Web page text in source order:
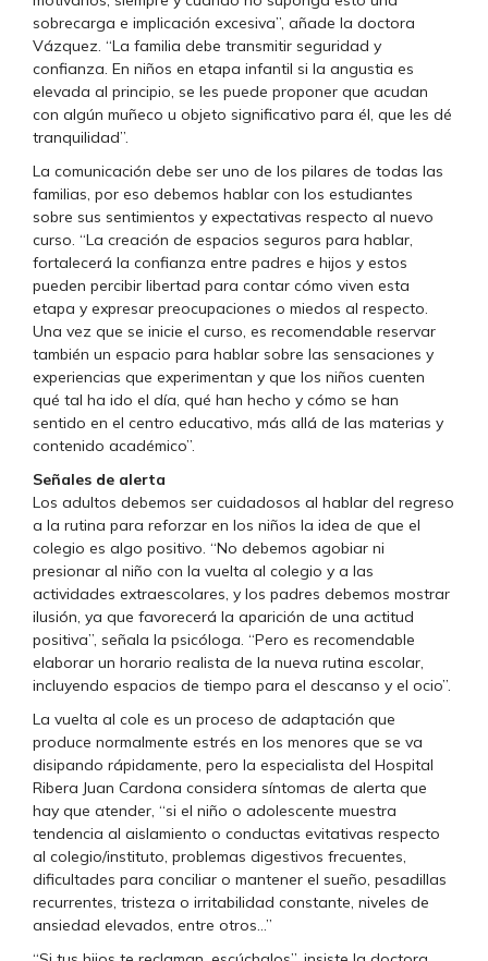
sobrecarga e implicación excesiva”, añade la doctora
Vázquez. “La familia debe transmitir seguridad y
confianza. En niños en etapa infantil si la angustia es
elevada al principio, se les puede proponer que acudan
con algún muñeco u objeto significativo para él, que les dé
tranquilidad”.
La comunicación debe ser uno de los pilares de todas las
familias, por eso debemos hablar con los estudiantes
sobre sus sentimientos y expectativas respecto al nuevo
curso. “La creación de espacios seguros para hablar,
fortalecerá la confianza entre padres e hijos y estos
pueden percibir libertad para contar cómo viven esta
etapa y expresar preocupaciones o miedos al respecto.
Una vez que se inicie el curso, es recomendable reservar
también un espacio para hablar sobre las sensaciones y
experiencias que experimentan y que los niños cuenten
qué tal ha ido el día, qué han hecho y cómo se han
sentido en el centro educativo, más allá de las materias y
contenido académico”.
Señales de alerta
Los adultos debemos ser cuidadosos al hablar del regreso
a la rutina para reforzar en los niños la idea de que el
colegio es algo positivo. “No debemos agobiar ni
presionar al niño con la vuelta al colegio y a las
actividades extraescolares, y los padres debemos mostrar
ilusión, ya que favorecerá la aparición de una actitud
positiva”, señala la psicóloga. “Pero es recomendable
elaborar un horario realista de la nueva rutina escolar,
incluyendo espacios de tiempo para el descanso y el ocio”.
La vuelta al cole es un proceso de adaptación que
produce normalmente estrés en los menores que se va
disipando rápidamente, pero la especialista del Hospital
Ribera Juan Cardona considera síntomas de alerta que
hay que atender, “si el niño o adolescente muestra
tendencia al aislamiento o conductas evitativas respecto
al colegio/instituto, problemas digestivos frecuentes,
dificultades para conciliar o mantener el sueño, pesadillas
recurrentes, tristeza o irritabilidad constante, niveles de
ansiedad elevados, entre otros…”